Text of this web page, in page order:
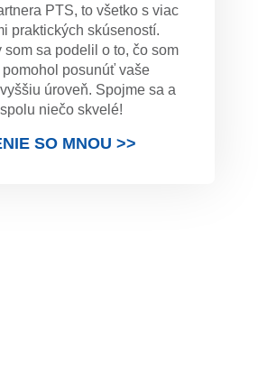
PTS, to všetko s viac
praktických skúseností.
som sa podelil o to, čo som
posunúť vaše
úroveň. Spojme sa a
niečo skvelé!
SO MNOU >>